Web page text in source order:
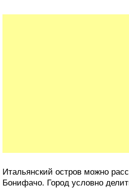
Итальянский остров можно
Бонифачо. Город условно